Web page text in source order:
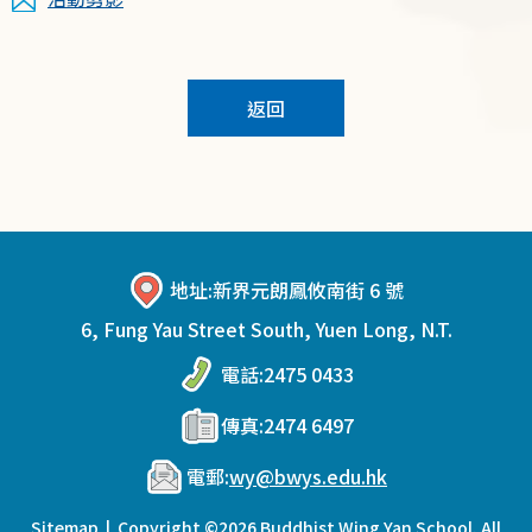
返回
地址:新界元朗鳳攸南街 6 號
6, Fung Yau Street South, Yuen Long, N.T.
電話:2475 0433
傳真:2474 6497
電郵:wy@bwys.edu.hk
Sitemap | Copyright ©2026 Buddhist Wing Yan School. All